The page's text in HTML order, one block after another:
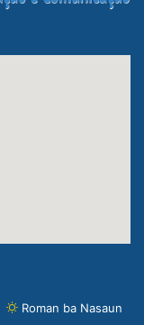
Roman ba Nasaun